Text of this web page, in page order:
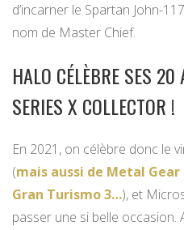
d’incarner le Spartan John-
nom de Master Chief.
HALO CÉLÈBRE SES
SERIES X COLLECTOR !
En 2021, on célèbre donc le
(mais aussi de Metal Gear
Gran Turismo 3…), et
passer une si belle occasion.